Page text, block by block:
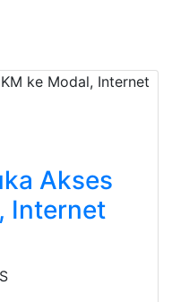
Akses
Internet